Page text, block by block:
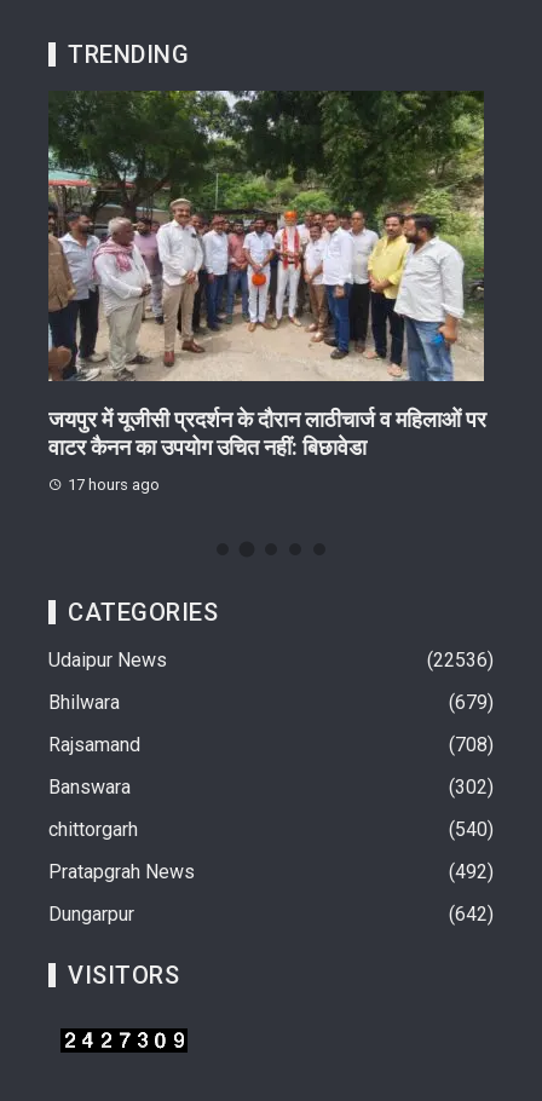
TRENDING
जयपुर में यूजीसी प्रदर्शन के दौरान लाठीचार्ज व महिलाओं पर
वाटर कैनन का उपयोग उचित नहीं: बिछावेडा
17 hours ago
CATEGORIES
Udaipur News
22536
Bhilwara
679
Rajsamand
708
Banswara
302
chittorgarh
540
Pratapgrah News
492
Dungarpur
642
VISITORS